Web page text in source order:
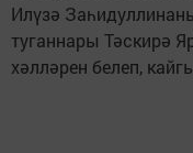
Илүзә
туганнары Тәскирә
хәлләрен белеп,